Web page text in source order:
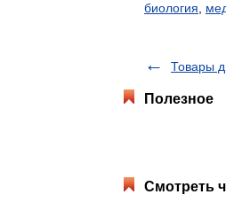
биология
Товары
Полезное
Смотреть